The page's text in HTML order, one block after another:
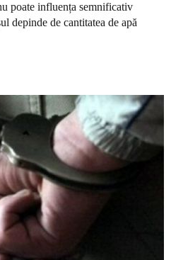
poate influența semnificativ
depinde de cantitatea de apă